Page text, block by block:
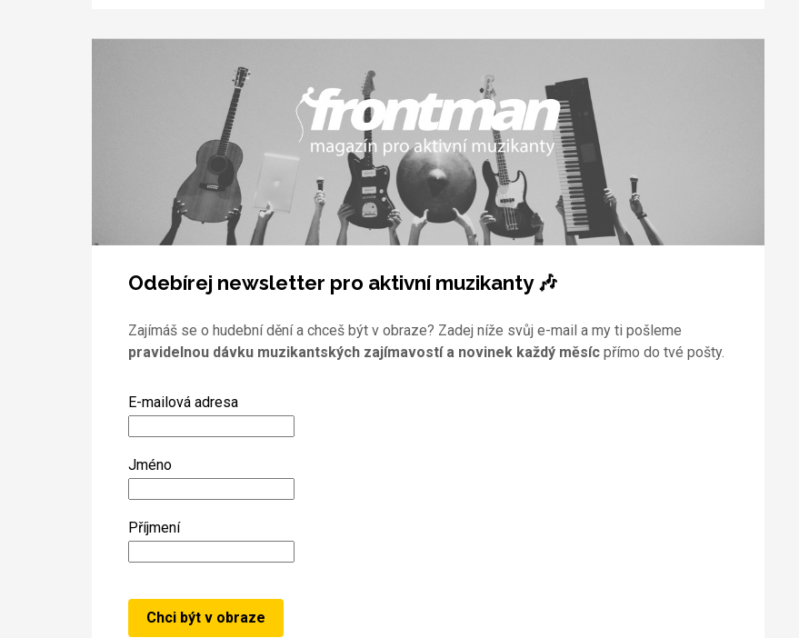
Odebírej newsletter pro aktivní muzikanty 🎶
Zajímáš se o hudební dění a chceš být v obraze? Zadej níže svůj e-mail a my ti pošleme
pravidelnou dávku muzikantských zajímavostí a novinek každý měsícpřímo do tvé pošty.
E-mailová adresa
Jméno
Příjmení